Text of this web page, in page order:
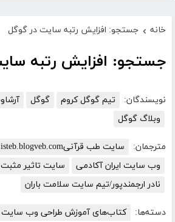
خانه › جستجو: افزایش رتبه سایت در گوگل
جستجو: افزایش رتبه
نویسندگان: تیم گوگل کروم گوگل
وبلاگ گوگل
مترجمان:
سایت طب قرآنیisteb.blogveb.com
وب سایت ایران آکادمی
سایت تاثیر مثبت
نادر ارجمندپور/تیم سایت سلامت باران
دسته‌ها: کتاب‌های آموزش طراحی وب سایت